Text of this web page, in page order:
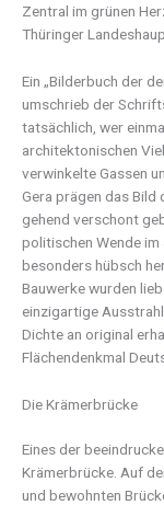
Zentral im grünen
Thüringer
Ein „Bilderbuch der
umschrieb der
tatsächlich, wer
architektonischen
verwinkelte Gassen
Gera prägen das
gehend verschont
politischen Wende
besonders hübsch
Bauwerke wurden
einzigartige
Dichte an original
Flächendenkmal
Die Krämerbrücke
Eines der
Krämerbrücke. Auf
und bewohnten